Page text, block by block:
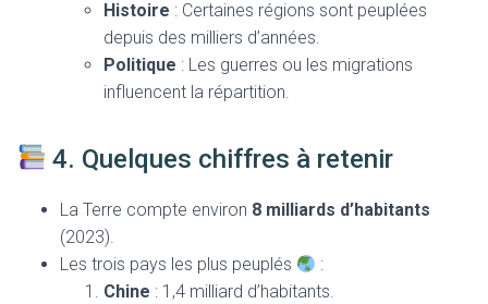
Histoire : Certaines régions sont peuplées
depuis des milliers d’années.
Politique : Les guerres ou les migrations
influencent la répartition.
4. Quelques chiffres à retenir
La Terre compte environ 8 milliards d’habitants
(2023).
Les trois pays les plus peuplés
:
Chine : 1,4 milliard d’habitants.